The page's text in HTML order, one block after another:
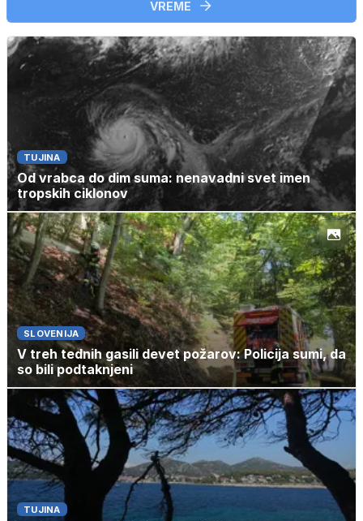
VREME
TUJINA
Od vrabca do dim suma: nenavadni svet imen
tropskih ciklonov
SLOVENIJA
V treh tednih gasili devet požarov: Policija sumi, da
so bili podtaknjeni
TUJINA